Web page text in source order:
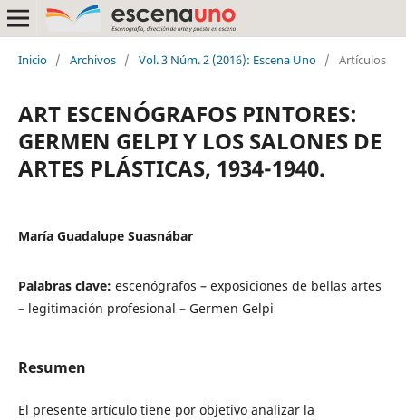
Inicio / Archivos / Vol. 3 Núm. 2 (2016): Escena Uno / Artículos
ART ESCENÓGRAFOS PINTORES:
GERMEN GELPI Y LOS SALONES DE
ARTES PLÁSTICAS, 1934-1940.
María Guadalupe Suasnábar
Palabras clave: escenógrafos – exposiciones de bellas artes
– legitimación profesional – Germen Gelpi
Resumen
El presente artículo tiene por objetivo analizar la